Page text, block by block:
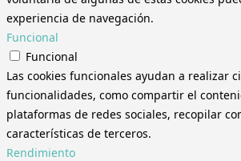
experiencia de navegación.
Funcional
Funcional
Las cookies funcionales ayudan a realizar
funcionalidades, como compartir el
plataformas de redes sociales, recopilar
características de terceros.
Rendimiento